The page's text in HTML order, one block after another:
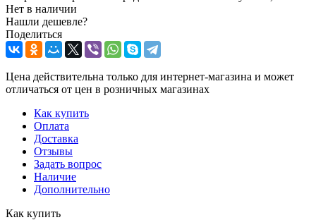
Нет в наличии
Нашли дешевле?
Поделиться
Цена действительна только для интернет-магазина и может
отличаться от цен в розничных магазинах
Как купить
Оплата
Доставка
Отзывы
Задать вопрос
Наличие
Дополнительно
Как купить